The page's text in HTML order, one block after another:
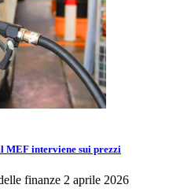
MEF interviene sui prezzi
finanze 2 aprile 2026